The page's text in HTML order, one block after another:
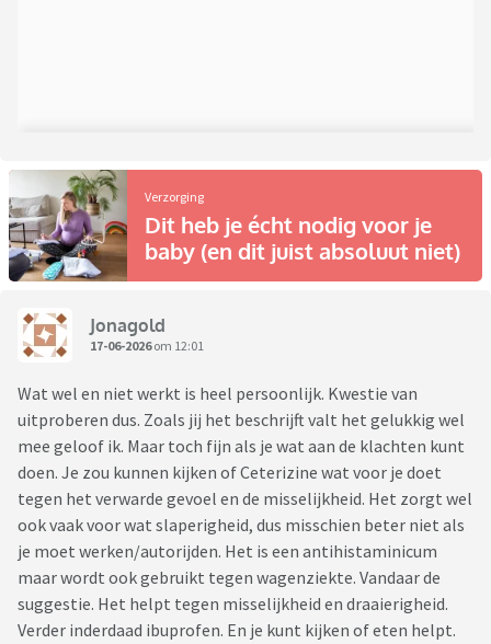
Verzorging
Dit heb je écht nodig voor je
baby (en dit juist absoluut niet)
Jonagold
17-06-2026om 12:01
Wat wel en niet werkt is heel persoonlijk. Kwestie van
uitproberen dus. Zoals jij het beschrijft valt het gelukkig wel
mee geloof ik. Maar toch fijn als je wat aan de klachten kunt
doen. Je zou kunnen kijken of Ceterizine wat voor je doet
tegen het verwarde gevoel en de misselijkheid. Het zorgt wel
ook vaak voor wat slaperigheid, dus misschien beter niet als
je moet werken/autorijden. Het is een antihistaminicum
maar wordt ook gebruikt tegen wagenziekte. Vandaar de
suggestie. Het helpt tegen misselijkheid en draaierigheid.
Verder inderdaad ibuprofen. En je kunt kijken of eten helpt.